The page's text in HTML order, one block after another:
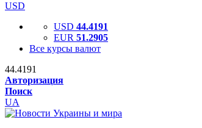
USD
USD 44.4191
EUR 51.2905
Все курсы валют
44.4191
Авторизация
Поиск
UA